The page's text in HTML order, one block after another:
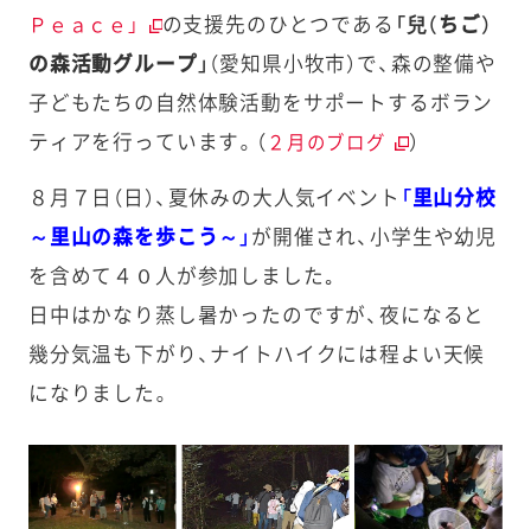
Ｐｅａｃｅ」
の支援先のひとつである 「兒（ちご）
の森活動グループ」 （愛知県小牧市）で、森の整備や
子どもたちの自然体験活動をサポートするボラン
ティアを行っています。（ ２月のブログ ）
８月７日（日）、夏休みの大人気イベント 「里山分校
～里山の森を歩こう～」 が開催され、小学生や幼児
を含めて４０人が参加しました｡
日中はかなり蒸し暑かったのですが、夜になると
幾分気温も下がり、ナイトハイクには程よい天候
になりました。